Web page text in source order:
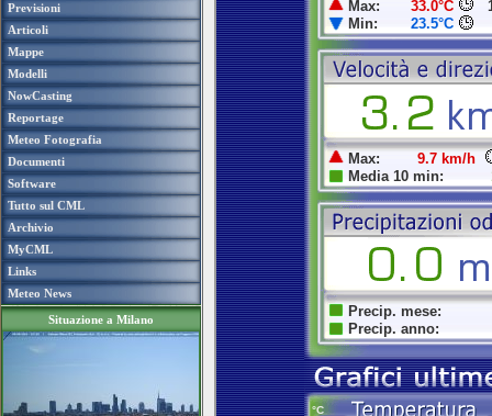
Previsioni
Articoli
Mappe
Modelli
NowCasting
Reportage
Meteo Fotografia
Documenti
Software
Tutto sul CML
Archivio
MyCML
Links
Meteo News
Situazione a Milano